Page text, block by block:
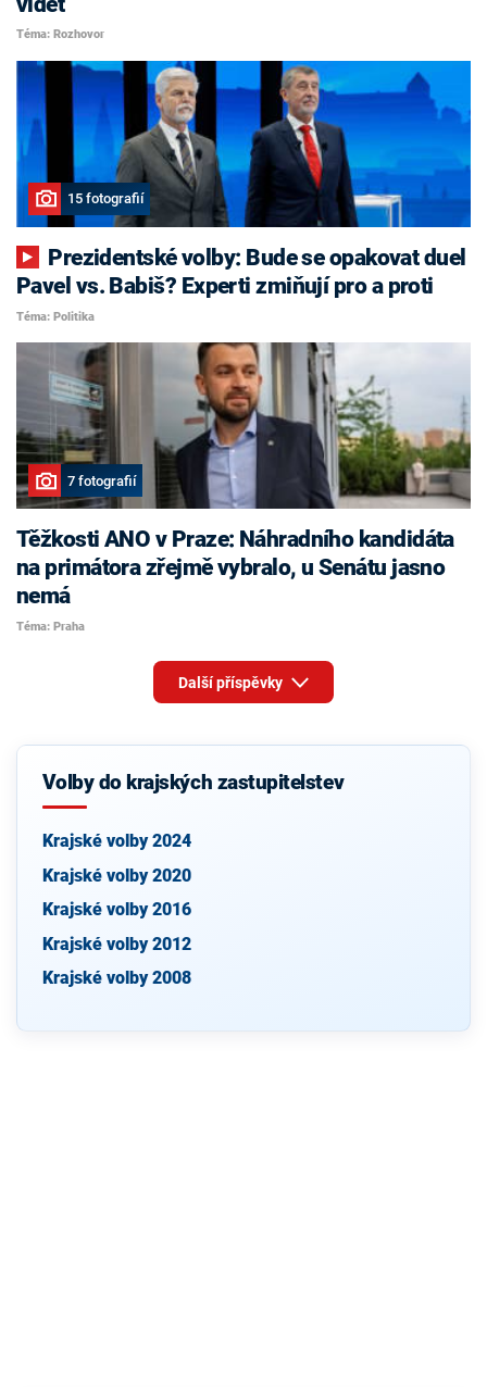
Téma: Rozhovor
15 fotografií
Pavel vs. Babiš? Experti zmiňují pro a proti
Téma: Politika
7 fotografií
Těžkosti ANO v Praze: Náhradního kandidáta
na primátora zřejmě vybralo, u Senátu jasno
nemá
Téma: Praha
Další příspěvky
Volby do krajských zastupitelstev
Krajské volby 2024
Krajské volby 2020
Krajské volby 2016
Krajské volby 2012
Krajské volby 2008